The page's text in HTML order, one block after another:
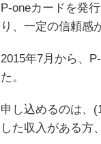
P-oneカードを発
り、一定の信頼感
2015年7月から、
た。
申し込めるのは、
した収入がある方